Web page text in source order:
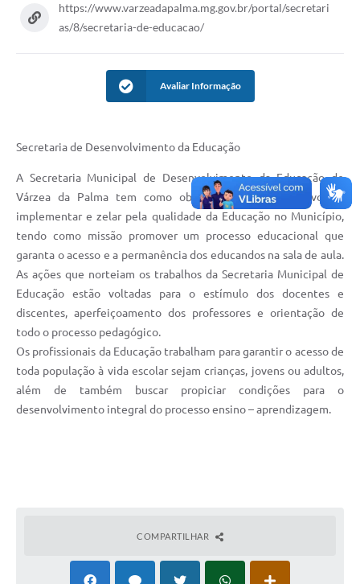
Contratos
Arquivos para Download
Notícias
Turismo
Obras
Secretarias
Projetos
Contas Públicas
Legislação
Diário Oficial
https://www.varzeadapalma.mg.gov.br/portal/secretari
as/8/secretaria-de-educacao/
Avaliar Informação
Secretaria de Desenvolvimento da Educação
A Secretaria Municipal de Desenvolvimento da Educação de
Várzea da Palma tem como objetivo principal desenvolver,
implementar e zelar pela qualidade da Educação no Município,
tendo como missão promover um processo educacional que
garanta o acesso e a permanência dos educandos na sala de aula.
As ações que norteiam os trabalhos da Secretaria Municipal de
Educação estão voltadas para o estímulo dos docentes e
discentes, aperfeiçoamento dos professores e orientação de
todo o processo pedagógico.
Os profissionais da Educação trabalham para garantir o acesso de
toda população à vida escolar sejam crianças, jovens ou adultos,
além de também buscar propiciar condições para o
desenvolvimento integral do processo ensino – aprendizagem.
COMPARTILHAR